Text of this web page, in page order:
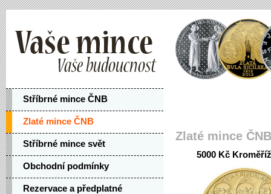
Stříbrné mince ČNB
Zlaté mince ČNB
Stříbrné mince svět
Obchodní podmínky
Rezervace a předplatné
Zlaté mince ČNB
5000 Kč